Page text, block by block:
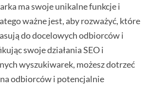
ma swoje unikalne funkcje i
ważne jest, aby rozważyć, które
do docelowych odbiorców i
swoje działania SEO i
wyszukiwarek, możesz dotrzeć
odbiorców i potencjalnie